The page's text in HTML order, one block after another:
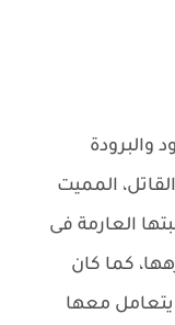
والبرودة
المميت
العارمة فى
كما كان
يتعامل معها